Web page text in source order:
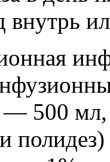
внутрь
— 500